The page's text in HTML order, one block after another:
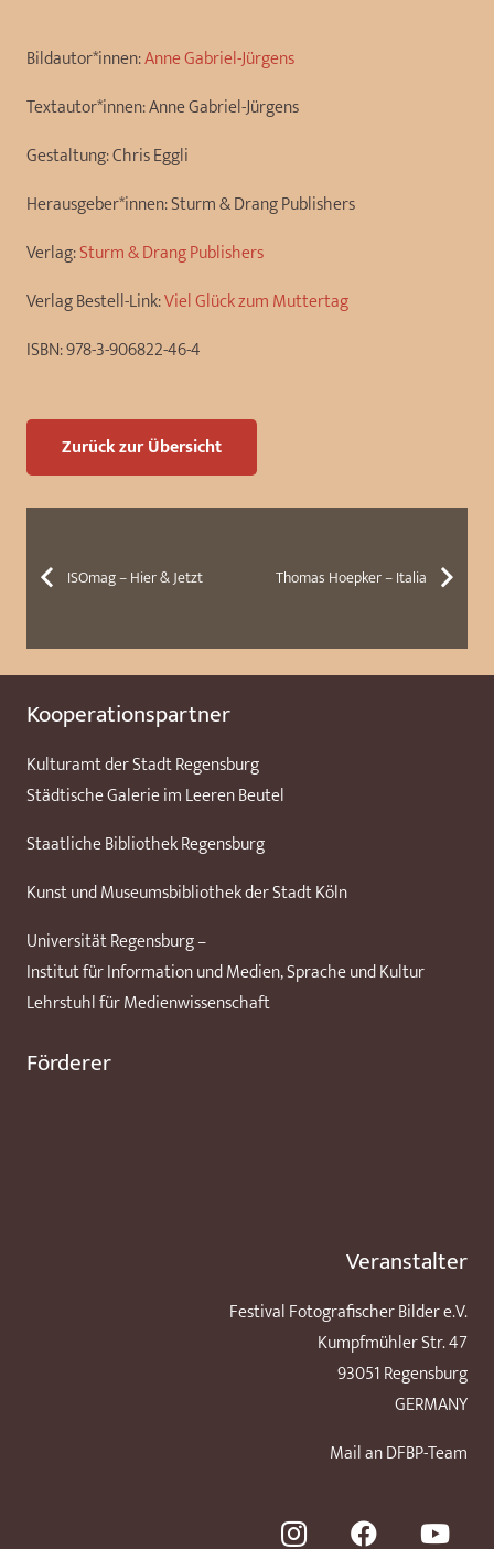
Bildautor*innen:Anne Gabriel-Jürgens
Textautor*innen:Anne Gabriel-Jürgens
Gestaltung:Chris Eggli
Herausgeber*innen:Sturm & Drang Publishers
Verlag:Sturm & Drang Publishers
Verlag Bestell-Link:Viel Glück zum Muttertag
ISBN:978-3-906822-46-4
Zurück zur Übersicht
ISOmag – Hier & Jetzt Thomas Hoepker – Italia
Kooperationspartner
Kulturamt der Stadt Regensburg
Städtische Galerie im Leeren Beutel
Staatliche Bibliothek Regensburg
Kunst und Museumsbibliothek der Stadt Köln
Universität Regensburg –
Institut für Information und Medien, Sprache und Kultur
Lehrstuhl für Medienwissenschaft
Förderer
Veranstalter
Festival Fotografischer Bilder e.V.
Kumpfmühler Str. 47
93051 Regensburg
GERMANY
Mail an DFBP-Team